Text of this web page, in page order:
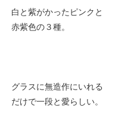
白と紫がかったピンクと
赤紫色の３種。
グラスに無造作にいれる
だけで一段と愛らしい。